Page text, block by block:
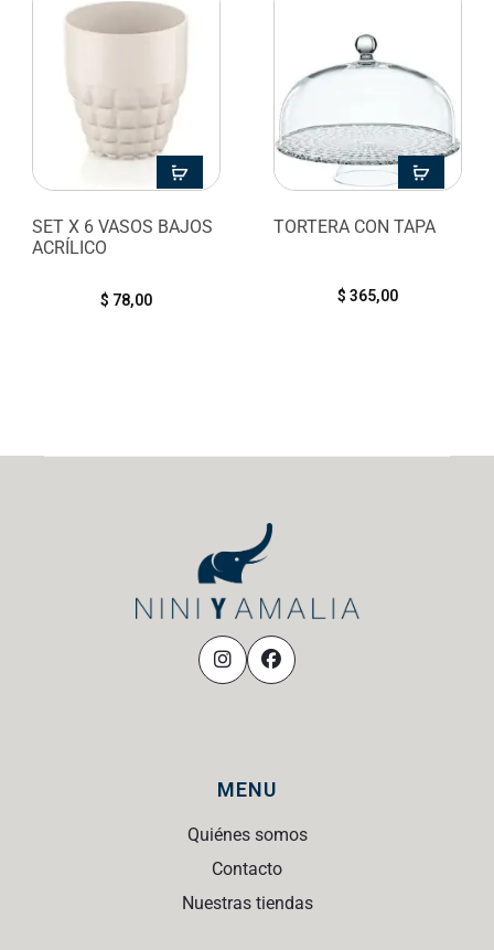
SET X 6 VASOS BAJOS
ACRÍLICO
$ 78,00
TORTERA CON TAPA
$ 365,00
MENU
Quiénes somos
Contacto
Nuestras tiendas